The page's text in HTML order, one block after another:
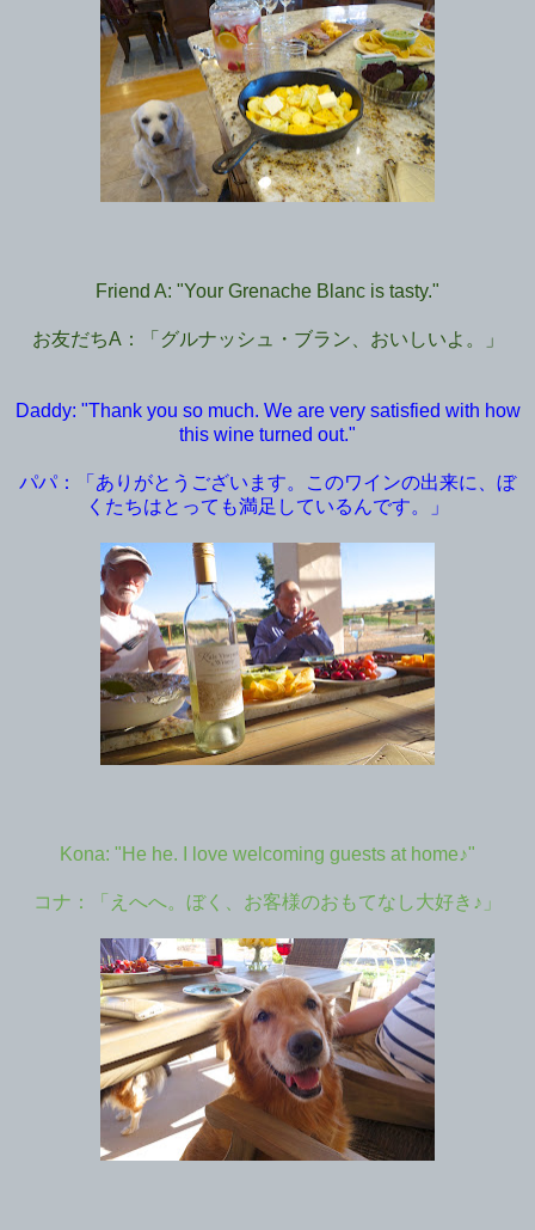
Friend A: "Your Grenache Blanc is tasty."
お友だちA：「グルナッシュ・ブラン、おいしいよ。」
Daddy: "Thank you so much. We are very satisfied with how
this wine turned out."
パパ：「ありがとうございます。このワインの出来に、ぼ
くたちはとっても満足しているんです。」
Kona: "He he. I love welcoming guests at home♪"
コナ：「えへへ。ぼく、お客様のおもてなし大好き♪」